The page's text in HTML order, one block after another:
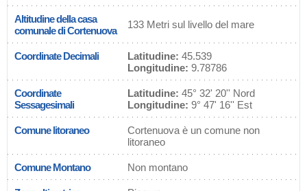
Altitudine della casa
comunale di Cortenuova
133 Metri sul livello del mare
Coordinate Decimali Latitudine: 45.539
Longitudine: 9.78786
Coordinate
Sessagesimali
Latitudine: 45° 32' 20'' Nord
Longitudine: 9° 47' 16'' Est
Comune litoraneo
Cortenuova è un comune non
litoraneo
Comune Montano Non montano